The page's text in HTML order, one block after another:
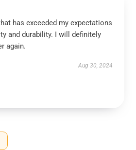
has exceeded my expectations
and durability. I will definitely
again.
Aug 30, 2024